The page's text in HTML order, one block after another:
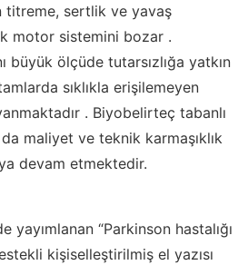
titreme, sertlik ve yavaş
motor sistemini bozar .
büyük ölçüde tutarsızlığa yatkın
sıklıkla erişilemeyen
. Biyobelirteç tabanlı
maliyet ve teknik karmaşıklık
devam etmektedir.
yayımlanan “Parkinson hastalığı
kişiselleştirilmiş el yazısı